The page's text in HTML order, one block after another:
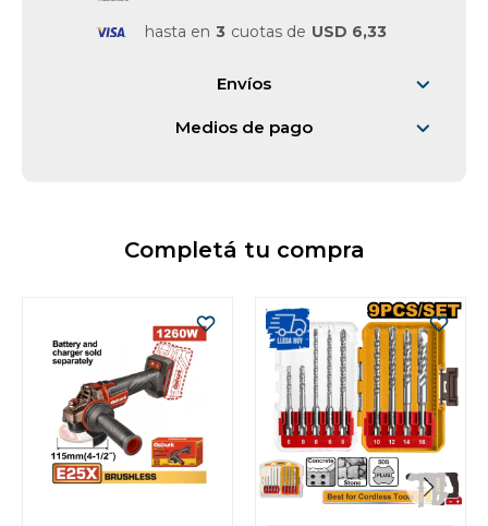
hasta en 3 cuotas de USD 6,33
Envíos
Medios de pago
Completá tu compra